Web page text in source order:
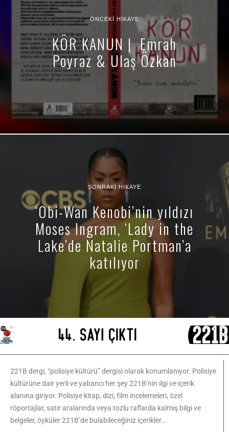
ÖNCEKI HIKAYE
KÖR KANUN | Emrah
Poyraz & Ulaş Özkan
SONRAKI HIKAYE
‘Obi-Wan Kenobi’nin yıldızı
Moses Ingram, ‘Lady in the
Lake’de Natalie Portman’a
katılıyor
221B dergi, “polisiye kültürü” dergisi olarak konumlanıyor. Polisiye
kültürüne dair yerli ve yabancı her şey 221B’nin ilgi ve içerik
alanına giriyor. Polisiye kitap, dizi, film incelemeleri, özel
röportajlar, satır aralarında veya tozlu raflarda kalmış bilgi ve
belgeler, öyküler 221B’de bulabileceğiniz içerikler…